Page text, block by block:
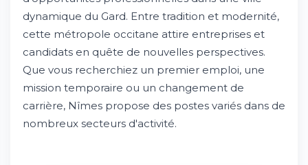
Essayez Whileresume
Le marché du travail nîmois : état des lieux
Types de contrats disponibles à Nîmes
Profils recherchés par les entreprises
dynamique du Gard. Entre tradition et modernité,
cette métropole occitane attire entreprises et
candidats en quête de nouvelles perspectives.
Que vous recherchiez un premier emploi, une
mission temporaire ou un changement de
carrière, Nîmes propose des postes variés dans de
nombreux secteurs d'activité.